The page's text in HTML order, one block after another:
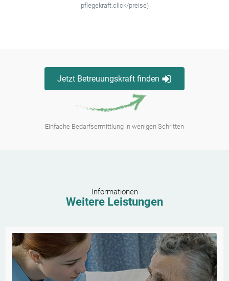
pflegekraft.click/preise)
Jetzt Betreuungskraft finden
Einfache Bedarfsermittlung in wenigen Schritten
Informationen
Weitere Leistungen